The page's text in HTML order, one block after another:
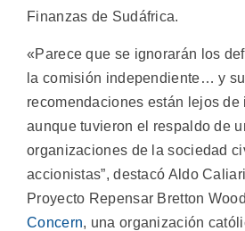
Finanzas de Sudáfrica.
«Parece que se ignorarán los
la comisión independiente… y
recomendaciones están lejos de
aunque tuvieron el respaldo de
organizaciones de la sociedad
accionistas”, destacó Aldo
Proyecto Repensar Bretton
Concern, una organización